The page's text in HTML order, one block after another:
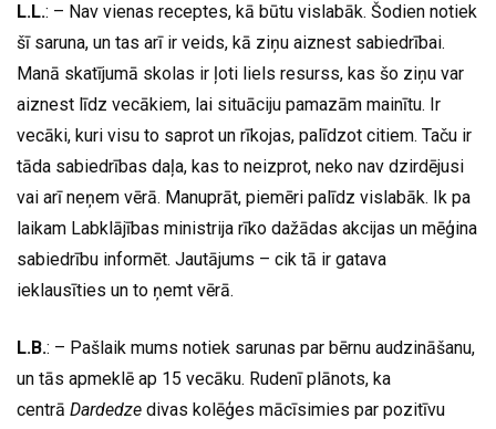
L.L.: – Nav vienas receptes, kā būtu vislabāk. Šodien notiek
šī saruna, un tas arī ir veids, kā ziņu aiznest sabiedrībai.
Manā skatījumā skolas ir ļoti liels resurss, kas šo ziņu var
aiznest līdz vecākiem, lai situāciju pamazām mainītu. Ir
vecāki, kuri visu to saprot un rīkojas, palīdzot citiem. Taču ir
tāda sabiedrības daļa, kas to neizprot, neko nav dzirdējusi
vai arī neņem vērā. Manuprāt, piemēri palīdz vislabāk. Ik pa
laikam Labklājības ministrija rīko dažādas akcijas un mēģina
sabiedrību informēt. Jautājums – cik tā ir gatava
ieklausīties un to ņemt vērā.
L.B.: – Pašlaik mums notiek sarunas par bērnu audzināšanu,
un tās apmeklē ap 15 vecāku. Rudenī plānots, ka
centrā Dardedze divas kolēģes mācīsimies par pozitīvu